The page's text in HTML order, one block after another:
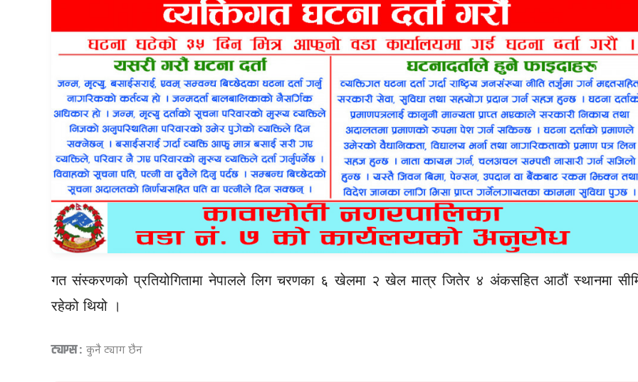
गत संस्करणको प्रतियोगितामा नेपालले लिग चरणका ६ खेलमा २ खेल मात्र जितेर ४ अंकसहित आठौं स्थानमा
रहेको थियो ।
ट्याग्स : कुनै ट्याग छैन